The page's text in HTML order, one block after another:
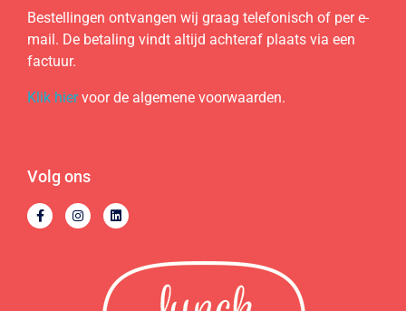
Bestellingen ontvangen wij graag telefonisch of per e-
mail. De betaling vindt altijd achteraf plaats via een
factuur.
Klik hiervoor de algemene voorwaarden.
Volg ons